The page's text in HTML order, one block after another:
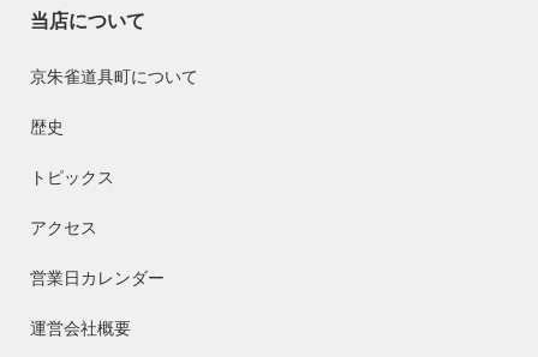
当店について
京朱雀道具町について
歴史
トピックス
アクセス
営業日カレンダー
運営会社概要